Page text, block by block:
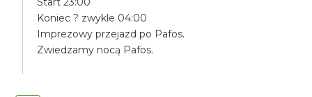
Koniec ? zwykle 04:00
Imprezowy przejazd po Pafos.
Zwiedzamy nocą Pafos.